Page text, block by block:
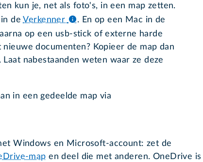
kun je, net als foto's, in een map zetten.
in deVerkenner . En op een Mac in de
op een usb-stick of externe harde
documenten? Kopieer de map dan
nabestaanden weten waar ze deze
in een gedeelde map via
Windows en Microsoft-account: zet de
map en deel die met anderen. OneDrive is